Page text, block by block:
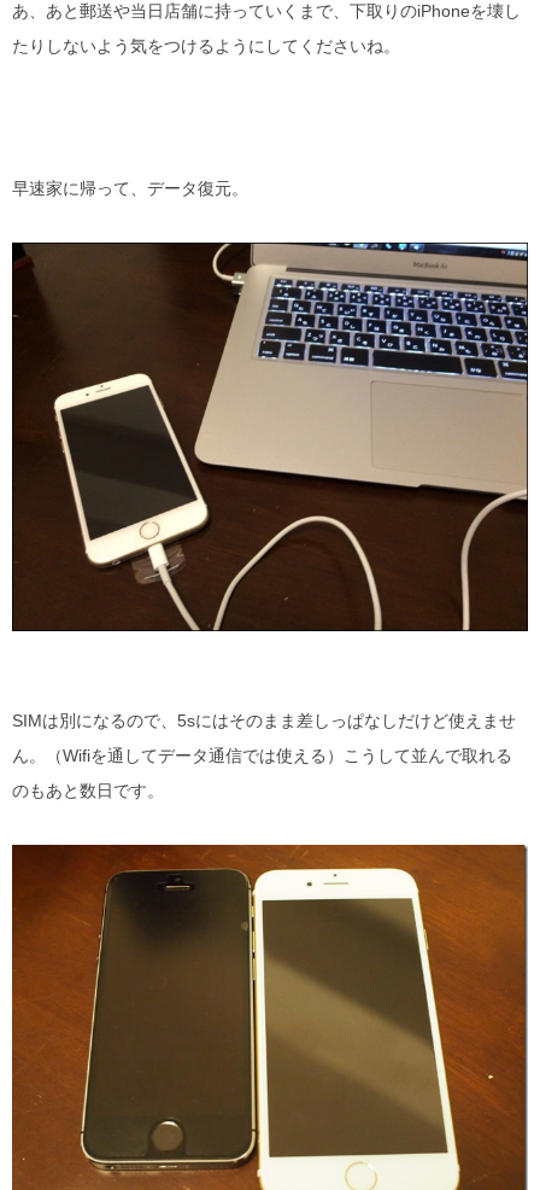
あ、あと郵送や当日店舗に持っていくまで、下取りのiPhoneを壊し
たりしないよう気をつけるようにしてくださいね。
早速家に帰って、データ復元。
SIMは別になるので、5sにはそのまま差しっぱなしだけど使えませ
ん。（Wifiを通してデータ通信では使える）こうして並んで取れる
のもあと数日です。